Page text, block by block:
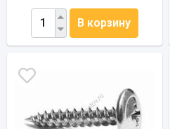
В корзину